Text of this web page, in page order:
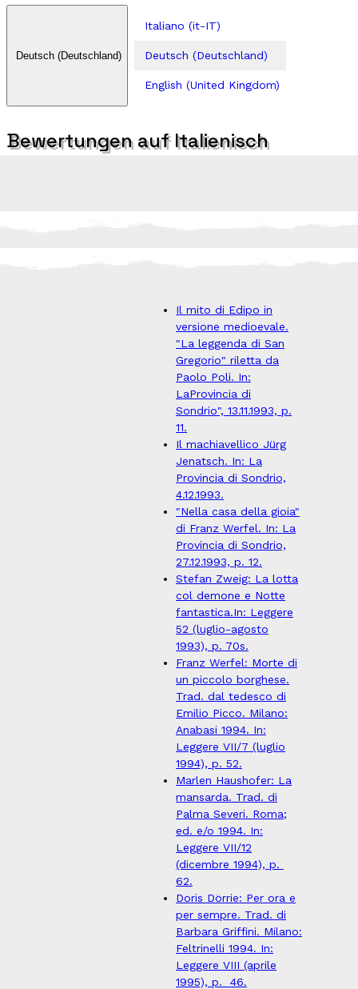
Deutsch (Deutschland)
Italiano (it-IT)
Deutsch (Deutschland)
English (United Kingdom)
Bewertungen auf Italienisch
Il mito di Edipo in
versione medioevale.
"La leggenda di San
Gregorio" riletta da
Paolo Poli. In:
LaProvincia di
Sondrio", 13.11.1993, p.
11.
Il machiavellico Jürg
Jenatsch. In: La
Provincia di Sondrio,
4.12.1993.
"Nella casa della gioia"
di Franz Werfel. In: La
Provincia di Sondrio,
27.12.1993, p. 12.
Stefan Zweig: La lotta
col demone e Notte
fantastica.In: Leggere
52 (luglio-agosto
1993), p. 70s.
Franz Werfel: Morte di
un piccolo borghese.
Trad. dal tedesco di
Emilio Picco. Milano:
Anabasi 1994. In:
Leggere VII/7 (luglio
1994), p. 52.
Marlen Haushofer: La
mansarda. Trad. di
Palma Severi. Roma;
ed. e/o 1994. In:
Leggere VII/12
(dicembre 1994), p.
62.
Doris Dörrie: Per ora e
per sempre. Trad. di
Barbara Griffini. Milano:
Feltrinelli 1994. In:
Leggere VIII (aprile
1995), p. 46.